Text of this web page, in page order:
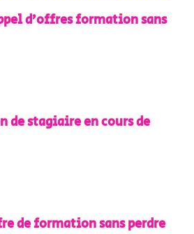
d’offres formation sans
de stagiaire en cours de
de formation sans perdre